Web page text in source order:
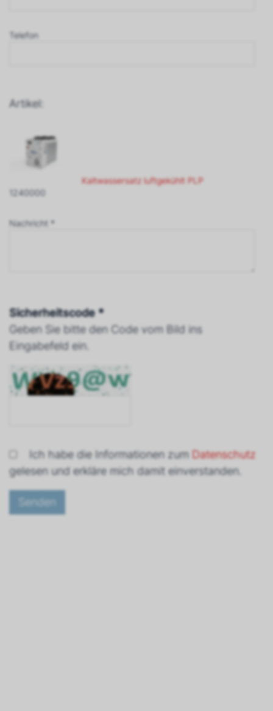
Telefon
Artikel:
Kaltwassersatz luftgekühlt PLP
1240000
Nachricht *
Sicherheitscode *
Geben Sie bitte den Code vom Bild ins
Eingabefeld ein.
Ich habe die Informationen zum Datenschutz
gelesen und erkläre mich damit einverstanden.